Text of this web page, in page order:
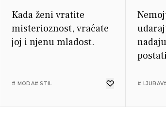
Kada ženi vratite
misterioznost, vraćate
joj i njenu mladost.
# MODA# STIL # LJUBAV